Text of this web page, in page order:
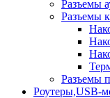
Разъемы
Разъемы
Разъемы
Роутеры,USB-